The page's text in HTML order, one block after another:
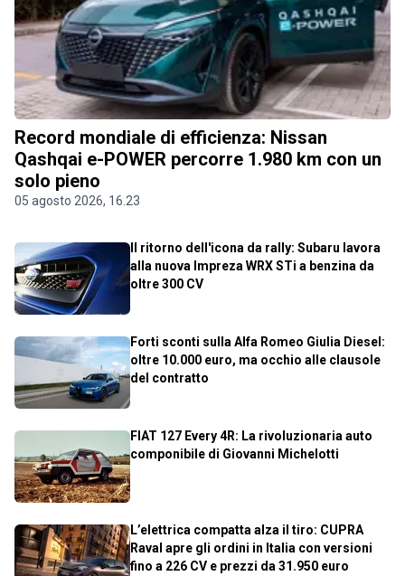
Record mondiale di efficienza: Nissan
Qashqai e-POWER percorre 1.980 km con un
solo pieno
05 agosto 2026, 16.23
Il ritorno dell'icona da rally: Subaru lavora
alla nuova Impreza WRX STi a benzina da
oltre 300 CV
Forti sconti sulla Alfa Romeo Giulia Diesel:
oltre 10.000 euro, ma occhio alle clausole
del contratto
FIAT 127 Every 4R: La rivoluzionaria auto
componibile di Giovanni Michelotti
L’elettrica compatta alza il tiro: CUPRA
Raval apre gli ordini in Italia con versioni
fino a 226 CV e prezzi da 31.950 euro